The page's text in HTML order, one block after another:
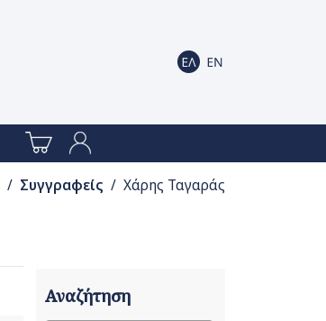
/ Συγγραφείς / Χάρης Ταγαράς
Αναζήτηση